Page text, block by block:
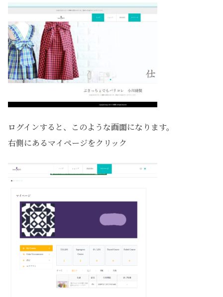
ログインすると、このような画面になります。
右側にあるマイページをクリック